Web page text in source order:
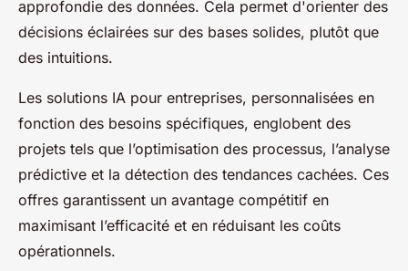
approfondie des données. Cela permet d'orienter des
décisions éclairées sur des bases solides, plutôt que
des intuitions.
Les solutions IA pour entreprises, personnalisées en
fonction des besoins spécifiques, englobent des
projets tels que l’optimisation des processus, l’analyse
prédictive et la détection des tendances cachées. Ces
offres garantissent un avantage compétitif en
maximisant l’efficacité et en réduisant les coûts
opérationnels.